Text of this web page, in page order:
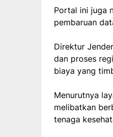
Portal ini juga
pembaruan
Direktur
dan proses
biaya yang
Menurutnya
melibatkan
tenaga